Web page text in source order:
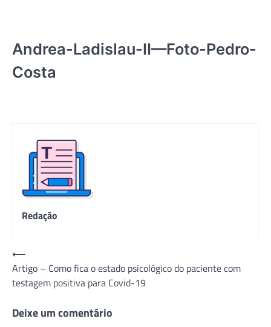
Andrea-Ladislau-II—Foto-Pedro-
Costa
Redação
Navegação
de
Post
⟵
Artigo – Como fica o estado psicológico do paciente com
testagem positiva para Covid-19
Deixe um comentário